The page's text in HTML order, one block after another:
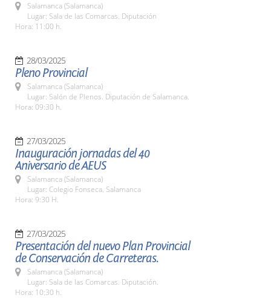
Salamanca (Salamanca)
Lugar: Sala de las Comarcas. Diputación
Hora: 11:00 h.
28/03/2025
Pleno Provincial
Salamanca (Salamanca)
Lugar: Salón de Plenos. Diputación de Salamanca.
Hora: 09:30 h.
27/03/2025
Inauguración jornadas del 40
Aniversario de AEUS
Salamanca (Salamanca)
Lugar: Colegio Fonseca. Salamanca
Hora: 9:30 H.
27/03/2025
Presentación del nuevo Plan Provincial
de Conservación de Carreteras.
Salamanca (Salamanca)
Lugar: Sala de las Comarcas. Diputación.
Hora: 10:30 h.